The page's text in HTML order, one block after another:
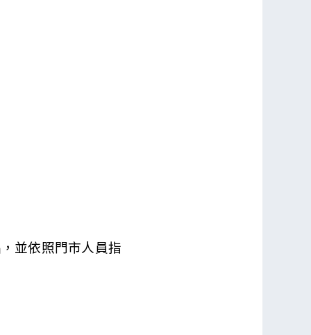
並依照門市人員指